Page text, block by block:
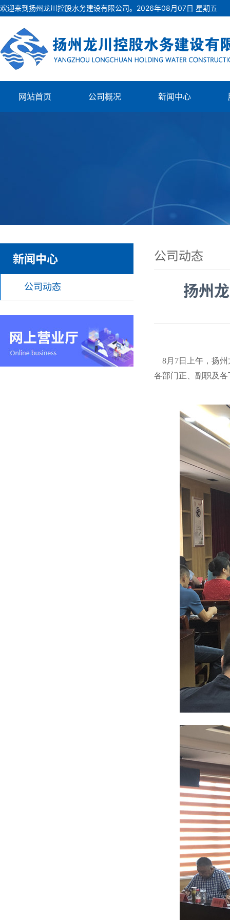
欢迎来到扬州龙川控股水务建设有限公司。 2026年08月07日 星期五
网站首页 公司概况 新闻中心
新闻中心
公司动态
公司动态
扬州
8月7日上午，扬州
各部门正、副职及